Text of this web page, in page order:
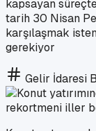
kapsayan
tarih 30 Nisan
karşılaşmak
gerekiyor
Gelir İdaresi